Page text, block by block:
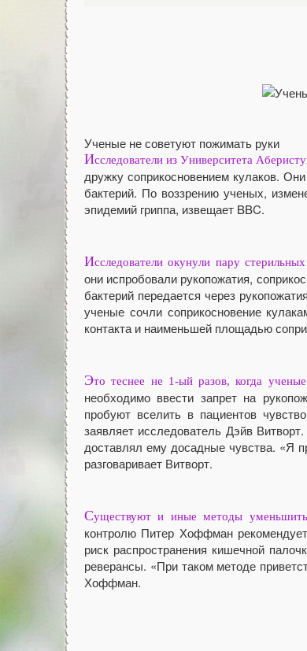
Ученые не советуют пожимать руки
Исследователи из Университета
дружку соприкосновением кулаков.
бактерий. По воззрению ученых,
эпидемий гриппа, извещает BBC.
Исследователи окунули пару
они испробовали рукопожатия,
бактерий передается через
ученые сочли соприкосновение
контакта и наименьшей площадью
Это теснее не 1-ый разов, когда
необходимо ввести запрет на
пробуют вселить в пациентов
заявляет исследователь Дэйв
доставлял ему досадные чувства. «Я
разговаривает Витворт.
Существуют и иные методы уменьшить
контролю Питер Хоффман
риск распространения кишечной
реверансы. «При таком методе
Хоффман.